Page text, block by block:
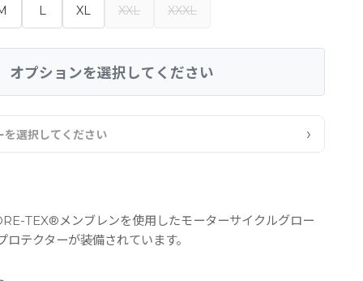
L XL XXL XXXL
オプションを選択してください
を選択してください ›
TEX®メンブレンを使用したモーターサイクルグロー
ロテクターが装備されています。